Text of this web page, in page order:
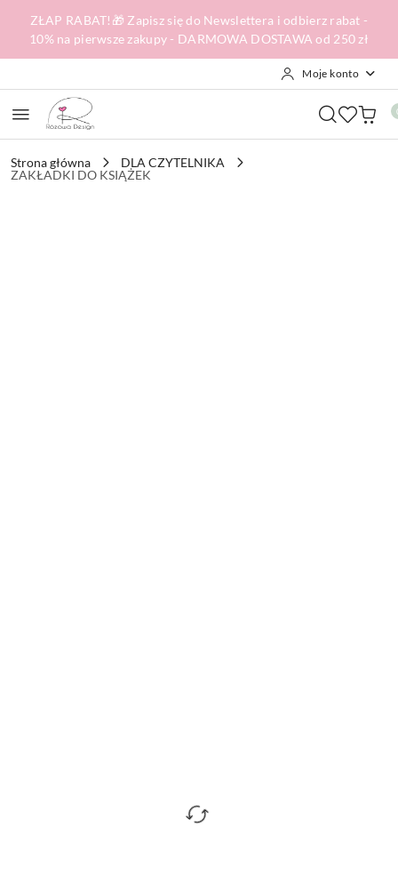
Przejdź do treści głównej
Przejdź do wyszukiwarki
Przejdź do moje konto
Przejdź do menu głównego
Przejdź do opisu produktu
Przejdź do stopki
ZŁAP RABAT!🎁 Zapisz się do Newslettera i odbierz rabat -
10% na pierwsze zakupy - DARMOWA DOSTAWA od 250 zł
Moje konto
Strona główna
DLA CZYTELNIKA
ZAKŁADKI DO KSIĄŻEK